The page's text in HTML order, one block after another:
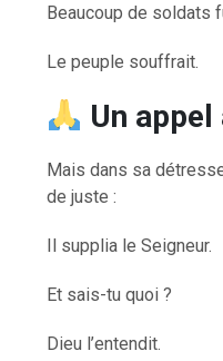
Beaucoup de soldats
Le peuple souffrait.
Un appel
Mais dans sa
de juste :
Il supplia le Seigneur.
Et sais-tu quoi ?
Dieu l’entendit.